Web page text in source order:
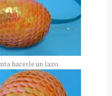
hacerle un lazo.